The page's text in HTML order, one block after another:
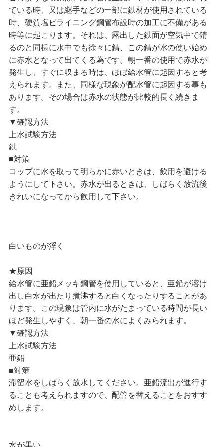
ている時、又は継手などの一部に鉄材が使用されている
時、硬質塩ビライニング鋼管布設時の加工に不備がある
時等に起こります。それは、露出した鉄面が空気中で錆
るのと同様に水中でも徐々に錆、この錆が水の使い始め
に赤水となって出てくる為です。朝一番の使用で赤水が
発生し、すぐに収まる時は、ほぼ給水管に起因すると考
えられます。また、同様な現象が配水管に起因する事も
あります。その場合は赤水の状態が比較的長く続きま
す。
▼確認方法
上水試験方法
鉄
■対策
コップに水を取って明らかに赤いときは、飲用を避ける
ようにして下さい。赤水が出るときは、しばらく放流後
きれいになってから飲用して下さい。
白いものが浮く
★原因
給水管に亜鉛メッキ鋼管を使用していると、亜鉛が溶け
出し白水が出たり煮沸すると白くなったりすることがあ
ります。この現象は管内に水がたまっている時間が長い
ほど発生しやすく、朝一番の水によくみられます。
▼確認方法
上水試験方法
亜鉛
■対策
滞留水をしばらく放水してください。亜鉛流出が進行す
ることも考えられますので、配管を替えることをおすす
めします。
水が黒い